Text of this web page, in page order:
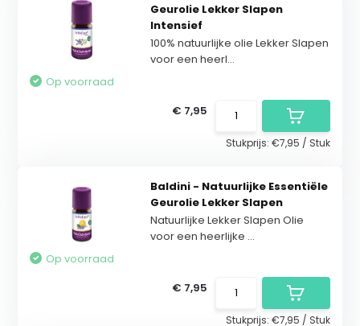
Geurolie Lekker Slapen
Intensief
100% natuurlijke olie Lekker Slapen
voor een heerl...
Op voorraad
€ 7,95
Stukprijs: €7,95 / Stuk
Baldini - Natuurlijke Essentiële
Geurolie Lekker Slapen
Natuurlijke Lekker Slapen Olie
voor een heerlijke ...
Op voorraad
€ 7,95
Stukprijs: €7,95 / Stuk